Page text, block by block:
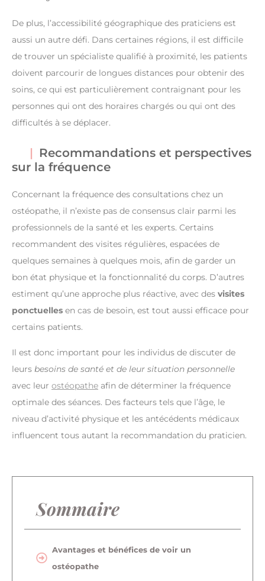
De plus, l’accessibilité géographique des praticiens est
aussi un autre défi. Dans certaines régions, il est difficile
de trouver un spécialiste qualifié à proximité, les patients
doivent parcourir de longues distances pour obtenir des
soins, ce qui est particulièrement contraignant pour les
personnes qui ont des horaires chargés ou qui ont des
difficultés à se déplacer.
Recommandations et perspectives
sur la fréquence
Concernant la fréquence des consultations chez un
ostéopathe, il n’existe pas de consensus clair parmi les
professionnels de la santé et les experts. Certains
recommandent des visites régulières, espacées de
quelques semaines à quelques mois, afin de garder un
bon état physique et la fonctionnalité du corps. D’autres
estiment qu’une approche plus réactive, avec des visites
ponctuelles en cas de besoin, est tout aussi efficace pour
certains patients.
Il est donc important pour les individus de discuter de
leurs besoins de santé et de leur situation personnelle
avec leur ostéopathe afin de déterminer la fréquence
optimale des séances. Des facteurs tels que l’âge, le
niveau d’activité physique et les antécédents médicaux
influencent tous autant la recommandation du praticien.
Sommaire
Avantages et bénéfices de voir un
ostéopathe